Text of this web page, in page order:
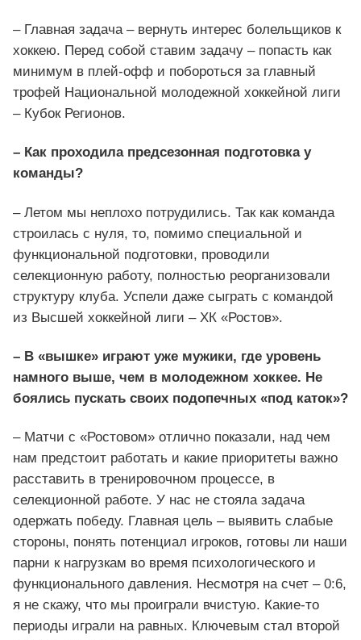
– Главная задача – вернуть интерес болельщиков к
хоккею. Перед собой ставим задачу – попасть как
минимум в плей-офф и побороться за главный
трофей Национальной молодежной хоккейной лиги
– Кубок Регионов.
– Как проходила предсезонная подготовка у
команды?
– Летом мы неплохо потрудились. Так как команда
строилась с нуля, то, помимо специальной и
функциональной подготовки, проводили
селекционную работу, полностью реорганизовали
структуру клуба. Успели даже сыграть с командой
из Высшей хоккейной лиги – ХК «Ростов».
– В «вышке» играют уже мужики, где уровень
намного выше, чем в молодежном хоккее. Не
боялись пускать своих подопечных «под каток»?
– Матчи с «Ростовом» отлично показали, над чем
нам предстоит работать и какие приоритеты важно
расставить в тренировочном процессе, в
селекционной работе. У нас не стояла задача
одержать победу. Главная цель – выявить слабые
стороны, понять потенциал игроков, готовы ли наши
парни к нагрузкам во время психологического и
функционального давления. Несмотря на счет – 0:6,
я не скажу, что мы проиграли вчистую. Какие-то
периоды играли на равных. Ключевым стал второй